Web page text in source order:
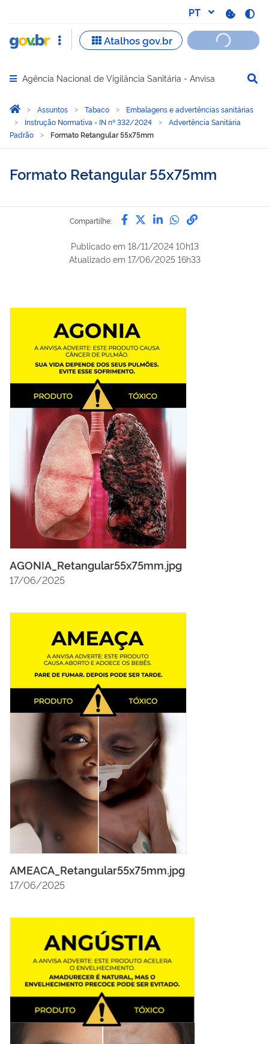
Abrir menu principal de navegação
Agência Nacional de Vigilância Sanitária - Anvisa
Você está aqui:
Página Inicial
Assuntos Tabaco
Embalagens e advertências sanitárias
Instrução Normativa - IN nº 332/2024
Advertência Sanitária
Padrão
Formato Retangular 55x75mm
Formato Retangular 55x75mm
Compartilhe: Compartilhe por Facebook
Compartilhe por Twitter
Compartilhe por
Compartilhe
link para
Publicado em 18/11/2024 10h13
Atualizado em 17/06/2025 16h33
AGONIA_Retangular55x75mm.jpg
17/06/2025
AMEACA_Retangular55x75mm.jpg
17/06/2025